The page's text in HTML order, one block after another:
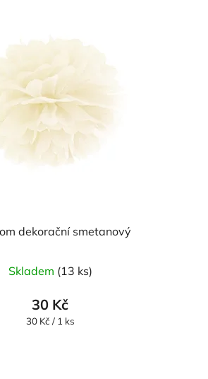
dekorační smetanový
Skladem (13 ks)
30 Kč
Měrná
30 Kč / 1 ks